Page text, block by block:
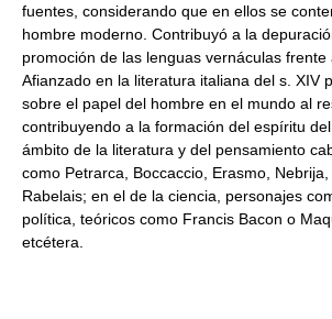
fuentes, considerando que en ellos se
hombre moderno. Contribuyó a la
promoción de las lenguas vernáculas frente
Afianzado en la literatura italiana del s. XIV
sobre el papel del hombre en el mundo al
contribuyendo a la formación del espíritu
ámbito de la literatura y del pensamiento
como Petrarca, Boccaccio, Erasmo,
Rabelais; en el de la ciencia, personajes
política, teóricos como Francis Bacon o
etcétera.